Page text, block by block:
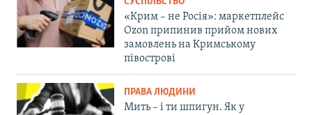
«Крим – не Росія»: маркетплейс
Ozon припинив прийом нових
замовлень на Кримському
півострові
ПРАВА ЛЮДИНИ
Мить – і ти шпигун. Як у